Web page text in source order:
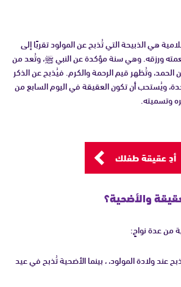
هي الذبيحة التي تُذبح عن المولود تقربًا إلى
ورزقه. وهي سنة مؤكدة عن النبي ﷺ، وتُعد من
الحمد، وتُظهر قيم الرحمة والكرم. فيُذبح عن الذكر
ويُستحب أن تكون العقيقة في اليوم السابع من
وتسميته.
أدِ عقيقة طفلك
والأضحية؟
من عدة نواحٍ:
عند ولادة المولود، ، بينما الأضحية تُذبح في عيد